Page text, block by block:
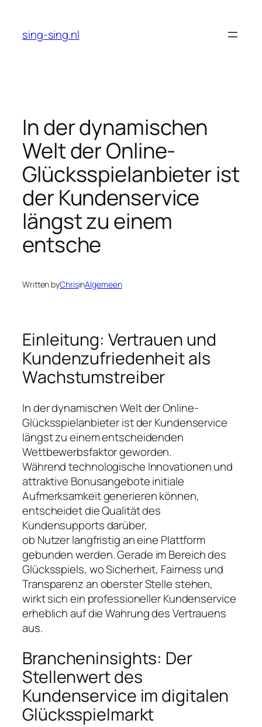
content
sing-sing.nl
In der dynamischen
Welt der Online-
Glücksspielanbieter ist
der Kundenservice
längst zu einem
entsche
Written byChrisinAlgemeen
Einleitung: Vertrauen und
Kundenzufriedenheit als
Wachstumstreiber
In der dynamischen Welt der Online-
Glücksspielanbieter ist der Kundenservice
längst zu einem entscheidenden
Wettbewerbsfaktor geworden.
Während technologische Innovationen und
attraktive Bonusangebote initiale
Aufmerksamkeit generieren können,
entscheidet die Qualität des
Kundensupports darüber,
ob Nutzer langfristig an eine Plattform
gebunden werden. Gerade im Bereich des
Glücksspiels, wo Sicherheit, Fairness und
Transparenz an oberster Stelle stehen,
wirkt sich ein professioneller Kundenservice
erheblich auf die Wahrung des Vertrauens
aus.
Brancheninsights: Der
Stellenwert des
Kundenservice im digitalen
Glücksspielmarkt